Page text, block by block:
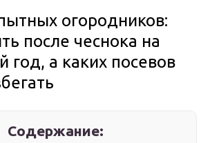
огородников:
после чеснока на
а каких посевов
Содержание: